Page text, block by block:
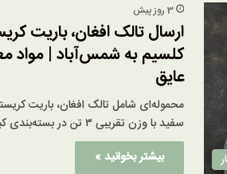
3 روز پیش
ارسال تالک افغان، باریت
کلسیم به شمس‌آباد | مواد
عایق
محموله‌ای شامل تالک افغان، باریت
سفید با وزن تقریبی ۳ تن در بسته‌بندی کیسه و پالت…
بیشتر بخوانید »